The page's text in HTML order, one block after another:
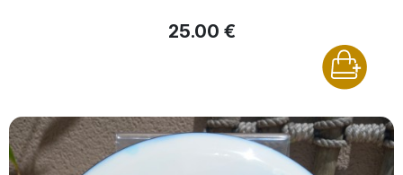
25.00 €